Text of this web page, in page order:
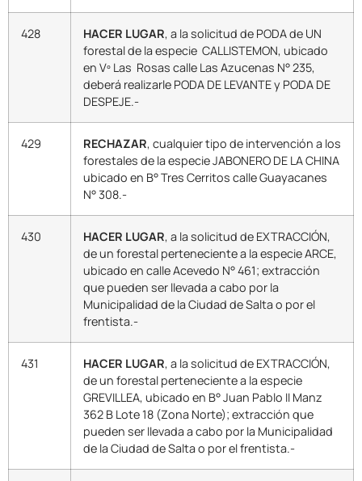
428 HACER LUGAR, a la solicitud de PODA de UN
forestal de la especie CALLISTEMON, ubicado
en Vº Las Rosas calle Las Azucenas N° 235,
deberá realizarle PODA DE LEVANTE y PODA DE
DESPEJE.-
429 RECHAZAR, cualquier tipo de intervención a los
forestales de la especie JABONERO DE LA CHINA
ubicado en B° Tres Cerritos calle Guayacanes
N° 308.-
430 HACER LUGAR, a la solicitud de EXTRACCIÓN,
de un forestal perteneciente a la especie ARCE,
ubicado en calle Acevedo N° 461; extracción
que pueden ser llevada a cabo por la
Municipalidad de la Ciudad de Salta o por el
frentista.-
431 HACER LUGAR, a la solicitud de EXTRACCIÓN,
de un forestal perteneciente a la especie
GREVILLEA, ubicado en B° Juan Pablo II Manz
362 B Lote 18 (Zona Norte); extracción que
pueden ser llevada a cabo por la Municipalidad
de la Ciudad de Salta o por el frentista.-